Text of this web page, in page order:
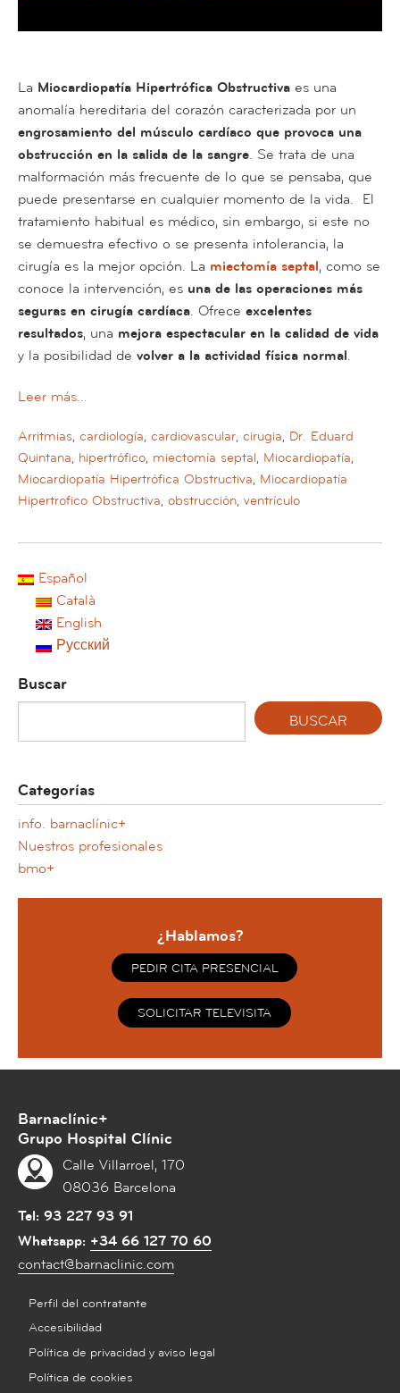
La Miocardiopatía Hipertrófica Obstructiva es una
anomalía hereditaria del corazón caracterizada por un
engrosamiento del músculo cardíaco que provoca una
obstrucción en la salida de la sangre. Se trata de una
malformación más frecuente de lo que se pensaba, que
puede presentarse en cualquier momento de la vida. El
tratamiento habitual es médico, sin embargo, si este no
se demuestra efectivo o se presenta intolerancia, la
cirugía es la mejor opción. La miectomía septal, como se
conoce la intervención, es una de las operaciones más
seguras en cirugía cardíaca. Ofrece excelentes
resultados, una mejora espectacular en la calidad de vida
y la posibilidad de volver a la actividad física normal.
Leer más…
Arritmias, cardiología, cardiovascular, cirugia, Dr. Eduard
Quintana, hipertrófico, miectomía septal, Miocardiopatía,
Miocardiopatía Hipertrófica Obstructiva, Miocardiopatía
Hipertrofico Obstructiva, obstrucción, ventrículo
Español
Català
English
Русский
Buscar
Categorías
info. barnaclínic+
Nuestros profesionales
bmo+
¿Hablamos?
PEDIR CITA PRESENCIAL
SOLICITAR TELEVISITA
Barnaclínic+
Grupo Hospital Clínic
Calle Villarroel, 170
08036 Barcelona
Tel: 93 227 93 91
Whatsapp: +34 66 127 70 60
contact@barnaclinic.com
Perfil del contratante
Accesibilidad
Política de privacidad y aviso legal
Política de cookies